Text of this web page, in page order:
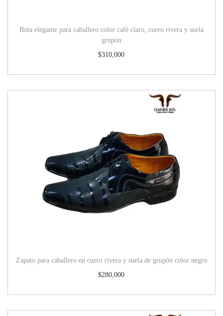
Bota elegante para caballero color café claro, cuero rivera y suela
grupón
$310,000
Zapato para caballero en cuero rivera y suela de grupón color negro
$280,000